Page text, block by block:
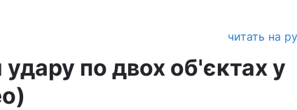
читать на
по двох об'єктах у